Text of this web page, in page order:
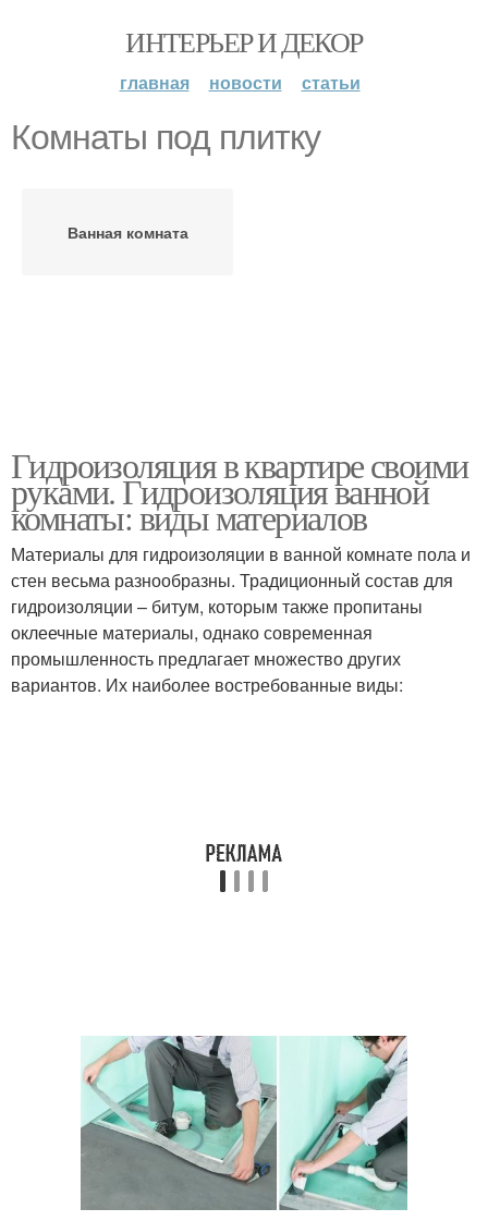
ИНТЕРЬЕР И ДЕКОР
главная новости статьи
Комнаты под плитку
Ванная комната
Гидроизоляция в квартире своими
руками. Гидроизоляция ванной
комнаты: виды материалов
Материалы для гидроизоляции в ванной комнате пола и
стен весьма разнообразны. Традиционный состав для
гидроизоляции – битум, которым также пропитаны
оклеечные материалы, однако современная
промышленность предлагает множество других
вариантов. Их наиболее востребованные виды: